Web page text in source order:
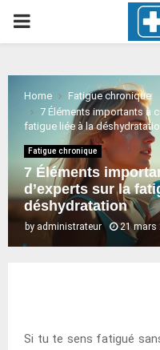
PRIMARY
Home
Fatigue chronique
7 Éléments importants à
fatigue liée à la
Fatigue chronique
7 Éléments
d’experts sur la
déshydratation
by administrateur 21 mars
Si tu te sens fatigué